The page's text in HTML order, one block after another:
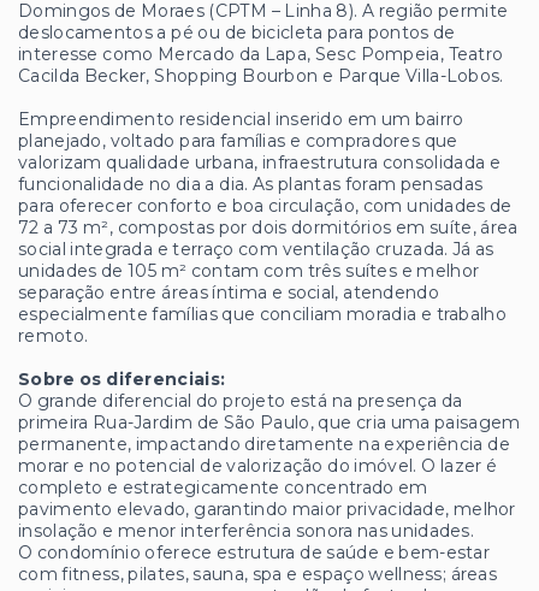
Domingos de Moraes (CPTM – Linha 8). A região permite
deslocamentos a pé ou de bicicleta para pontos de
interesse como Mercado da Lapa, Sesc Pompeia, Teatro
Cacilda Becker, Shopping Bourbon e Parque Villa-Lobos.
Empreendimento residencial inserido em um bairro
planejado, voltado para famílias e compradores que
valorizam qualidade urbana, infraestrutura consolidada e
funcionalidade no dia a dia. As plantas foram pensadas
para oferecer conforto e boa circulação, com unidades de
72 a 73 m², compostas por dois dormitórios em suíte, área
social integrada e terraço com ventilação cruzada. Já as
unidades de 105 m² contam com três suítes e melhor
separação entre áreas íntima e social, atendendo
especialmente famílias que conciliam moradia e trabalho
remoto.
Sobre os diferenciais:
O grande diferencial do projeto está na presença da
primeira Rua-Jardim de São Paulo, que cria uma paisagem
permanente, impactando diretamente na experiência de
morar e no potencial de valorização do imóvel. O lazer é
completo e estrategicamente concentrado em
pavimento elevado, garantindo maior privacidade, melhor
insolação e menor interferência sonora nas unidades.
O condomínio oferece estrutura de saúde e bem-estar
com fitness, pilates, sauna, spa e espaço wellness; áreas